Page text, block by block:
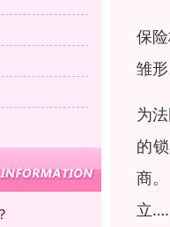
保
雏
为
的
商
立